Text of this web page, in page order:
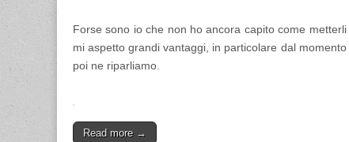
Forse sono io che non ho ancora capito come
mi aspetto grandi vantaggi, in particolare dal
poi ne riparliamo.
Read more →